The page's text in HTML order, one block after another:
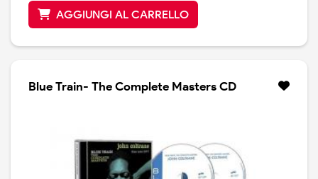
AGGIUNGI AL CARRELLO
Blue Train- The Complete Masters CD